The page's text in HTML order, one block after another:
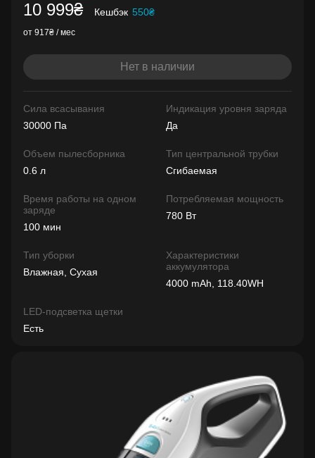
10 999₴ Кешбэк 550₴
от 917₴ / мес
Нет в наличии
Сила всасывания
30000 Па
Индикация уровня заряда
Да
Объем пылесборника
0.6 л
Тип центральной трубки
Сгибаемая
Время работы на одном
заряде
100 мин
Потребляемая мощность
780 Вт
Тип уборки
Влажная, Сухая
Характеристики
аккумулятора
4000 mAh, 118.40WH
LED-подсветка щетки
Есть